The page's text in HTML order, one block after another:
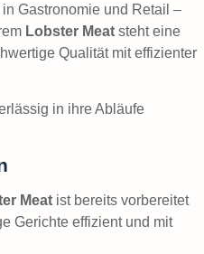
Gastronomie und Retail –
Lobster Meat steht eine
Qualität mit effizienter
in ihre Abläufe
Meat ist bereits vorbereitet
Gerichte effizient und mit